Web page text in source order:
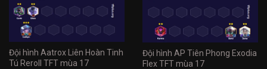
Đội hình Aatrox Liên Hoàn Tinh
Tú Reroll TFT mùa 17
Đội hình AP Tiên Phong Exodia
Flex TFT mùa 17